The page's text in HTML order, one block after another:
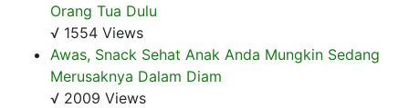
Orang Tua Dulu
√ 1554 Views
Awas, Snack Sehat Anak Anda Mungkin Sedang
Merusaknya Dalam Diam
√ 2009 Views